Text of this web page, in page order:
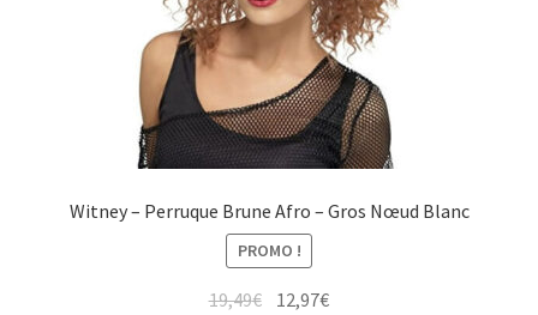
Witney – Perruque Brune Afro – Gros Nœud Blanc
PROMO !
19,49€ 12,97€